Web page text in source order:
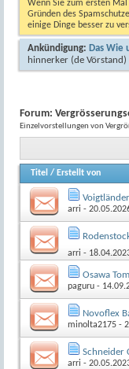
Wenn Sie zum ersten Mal
Gründen des
einige Dinge besser zu
Ankündigung: Das Wie
hinnerker (de Vörstand)
Forum:
Einzelvorstellungen von
Titel / Erstellt von
arri -
arri -
Osawa
paguru -
Novoflex
minolta2175 -
Schneider
arri -